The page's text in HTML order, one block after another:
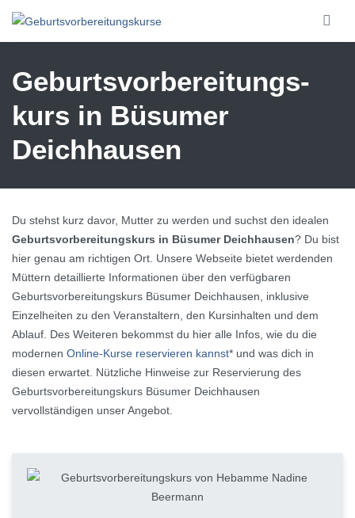
Geburtsvorbereitungs­
kurs in Büsumer
Deichhausen
Du stehst kurz davor, Mutter zu werden und suchst den idealen
Geburtsvorbereitungskurs in Büsumer Deichhausen? Du bist
hier genau am richtigen Ort. Unsere Webseite bietet werdenden
Müttern detaillierte Informationen über den verfügbaren
Geburtsvorbereitungskurs Büsumer Deichhausen, inklusive
Einzelheiten zu den Veranstaltern, den Kursinhalten und dem
Ablauf. Des Weiteren bekommst du hier alle Infos, wie du die
modernen Online-Kurse reservieren kannst* und was dich in
diesen erwartet. Nützliche Hinweise zur Reservierung des
Geburtsvorbereitungskurs Büsumer Deichhausen
vervollständigen unser Angebot.